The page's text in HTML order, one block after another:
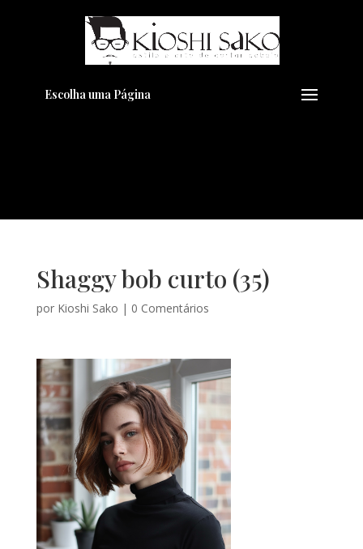
Escolha uma Página
Shaggy bob curto (35)
por Kioshi Sako | 0 Comentários
Pensando em transformar seu
Visual??